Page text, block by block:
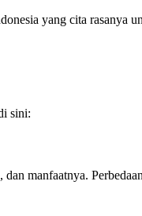
yang cita rasanya
sini:
manfaatnya.